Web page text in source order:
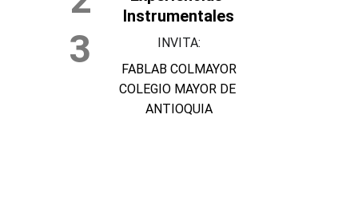
Instrumentales
INVITA:
FABLAB COLMAYOR
COLEGIO MAYOR DE
ANTIOQUIA
3